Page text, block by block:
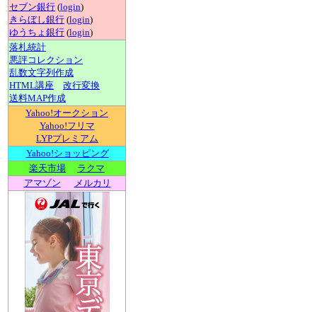
セブン銀行 (login)
きらぼし銀行 (login)
ゆうちょ銀行 (login)
落札統計
悪評コレクション
乱数文字列作成
HTML講座
改行変換
送料MAP作成
Yahoo!オークション
Yahoo!フリマ
LYPプレミアム
Yahoo!ショッピング
楽天市場
ラクマ
アマゾン
メルカリ